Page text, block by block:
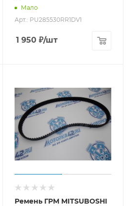
Мало
Арт.: PU285530RR1DV1
1 950₽/шт
Ремень ГРМ MITSUBOSHI